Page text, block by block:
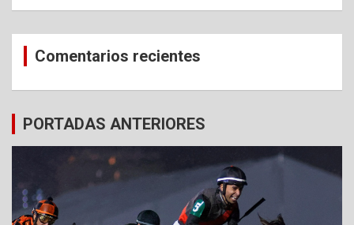
Comentarios recientes
PORTADAS ANTERIORES